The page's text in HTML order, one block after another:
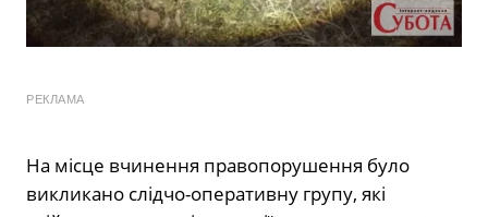
РЕКЛАМА
На місце вчинення правопорушення було
викликано слідчо-оперативну групу, які